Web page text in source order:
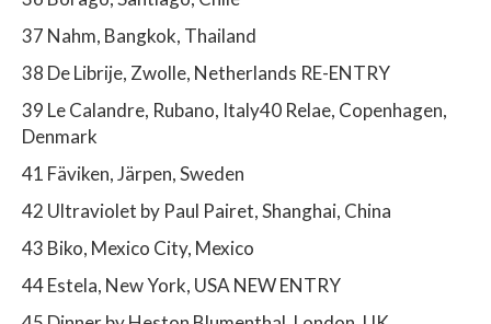
37 Nahm, Bangkok, Thailand
38 De Librije, Zwolle, Netherlands RE-ENTRY
39 Le Calandre, Rubano, Italy40 Relae, Copenhagen,
Denmark
41 Fäviken, Järpen, Sweden
42 Ultraviolet by Paul Pairet, Shanghai, China
43 Biko, Mexico City, Mexico
44 Estela, New York, USA NEW ENTRY